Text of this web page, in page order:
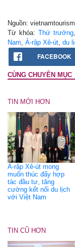
Nguồn:
Từ khóa:Thứ trưởng
Nam Ả-rập Xê-út du
FACEBOOK
CÙNG CHUYÊN MỤC
TIN MỚI HƠN
Ả-rập Xê-út mong
muốn thúc đẩy hợp
tác đầu tư, tăng
cường kết nối du lịch
với Việt Nam
TIN CŨ HƠN